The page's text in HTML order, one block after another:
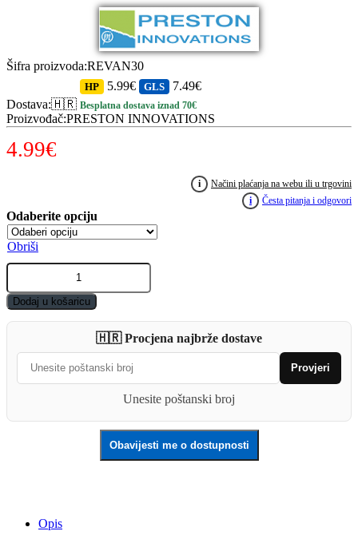
Šifra proizvoda:REVAN30
Dostava:🇭🇷
HP 5.99€ GLS 7.49€
Besplatna dostava iznad 70€
Proizvođač:PRESTON INNOVATIONS
4.99€
i
Načini plaćanja na webu ili u trgovini
i
Česta pitanja i odgovori
Obriši
PRESTON
Revalution
hooklenghts
N-
quantity
Dodaj u košaricu
🇭🇷 Procjena najbrže dostave
Provjeri
Unesite poštanski broj
Obavijesti me o dostupnosti
Opis